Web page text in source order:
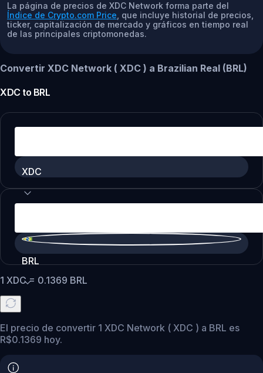
La página de precios de XDC Network forma parte del
Índice de Crypto.com Price , que incluye historial de precios,
ticker, capitalización de mercado y gráficos en tiempo real
de las principales criptomonedas.
Convertir XDC Network ( XDC ) a Brazilian Real (BRL)
XDC to BRL
XDC
BRL
1 XDC= 0.1369 BRL
El precio de convertir 1 XDC Network ( XDC ) a BRL es
R$0.1369 hoy.